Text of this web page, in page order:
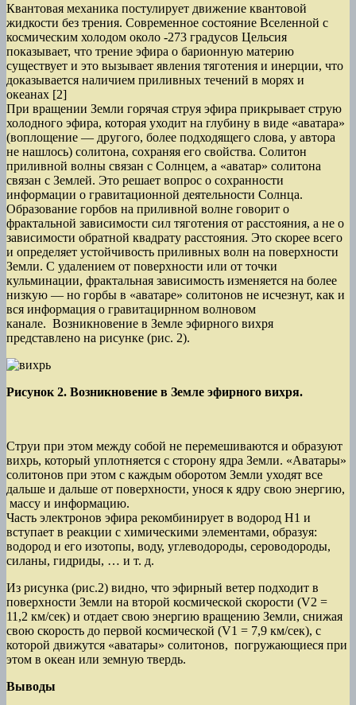
Квантовая механика постулирует движение квантовой
жидкости без трения. Современное состояние Вселенной с
космическим холодом около -273 градусов Цельсия
показывает, что трение эфира о барионную материю
существует и это вызывает явления тяготения и инерции, что
доказывается наличием приливных течений в морях и
океанах [2]
При вращении Земли горячая струя эфира прикрывает струю
холодного эфира, которая уходит на глубину в виде «аватара»
(воплощение — другого, более подходящего слова, у автора
не нашлось) солитона, сохраняя его свойства. Солитон
приливной волны связан с Солнцем, а «аватар» солитона
связан с Землей. Это решает вопрос о сохранности
информации о гравитационной деятельности Солнца.
Образование горбов на приливной волне говорит о
фрактальной зависимости сил тяготения от расстояния, а не о
зависимости обратной квадрату расстояния. Это скорее всего
и определяет устойчивость приливных волн на поверхности
Земли. С удалением от поверхности или от точки
кульминации, фрактальная зависимость изменяется на более
низкую — но горбы в «аватаре» солитонов не исчезнут, как и
вся информация о гравитацирнном волновом
канале. Возникновение в Земле эфирного вихря
представлено на рисунке (рис. 2).
Рисунок 2. Возникновение в Земле эфирного вихря.
Струи при этом между собой не перемешиваются и образуют
вихрь, который уплотняется с сторону ядра Земли. «Аватары»
солитонов при этом с каждым оборотом Земли уходят все
дальше и дальше от поверхности, унося к ядру свою энергию,
массу и информацию.
Часть электронов эфира рекомбинирует в водород Н1 и
вступает в реакции с химическими элементами, образуя:
водород и его изотопы, воду, углеводороды, сероводороды,
силаны, гидриды, … и т. д.
Из рисунка (рис.2) видно, что эфирный ветер подходит в
поверхности Земли на второй космической скорости (V2 =
11,2 км/сек) и отдает свою энергию вращению Земли, снижая
свою скорость до первой космической (V1 = 7,9 км/сек), с
которой движутся «аватары» солитонов, погружающиеся при
этом в океан или земную твердь.
Выводы